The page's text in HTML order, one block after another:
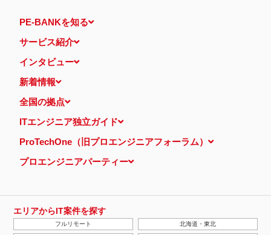
PE-BANKを知る
サービス紹介
インタビュー
新着情報
全国の拠点
ITエンジニア独立ガイド
ProTechOne（旧プロエンジニアフォーラム）
プロエンジニアパーティー
エリアからIT案件を探す
フルリモート 北海道・東北